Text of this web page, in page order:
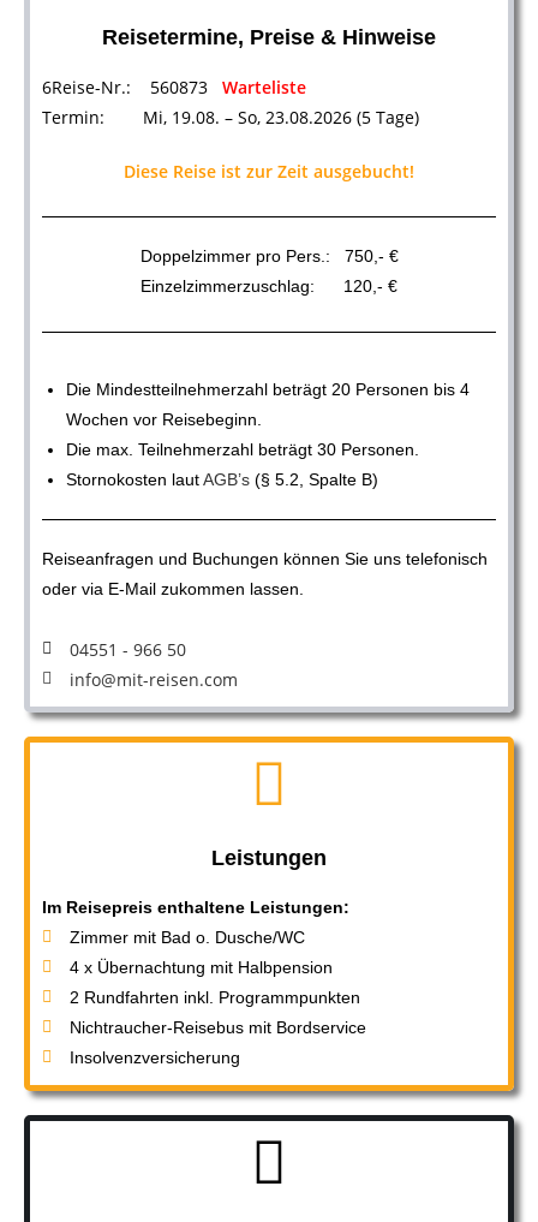
Reisetermine, Preise & Hinweise
6Reise-Nr.: 560873 Warteliste
Termin: Mi, 19.08. – So, 23.08.2026 (5 Tage)
Diese Reise ist zur Zeit ausgebucht!
Doppelzimmer pro Pers.: 750,- €
Einzelzimmerzuschlag: 120,- €
Die Mindestteilnehmerzahl beträgt 20 Personen bis 4
Wochen vor Reisebeginn.
Die max. Teilnehmerzahl beträgt 30 Personen.
Stornokosten lautAGB’s (§ 5.2, Spalte B)
Reiseanfragen und Buchungen können Sie uns telefonisch
oder via E-Mail zukommen lassen.
04551 - 966 50
info@mit-reisen.com
Leistungen
Im Reisepreis enthaltene Leistungen:
Zimmer mit Bad o. Dusche/WC
4 x Übernachtung mit Halbpension
2 Rundfahrten inkl. Programmpunkten
Nichtraucher-Reisebus mit Bordservice
Insolvenzversicherung